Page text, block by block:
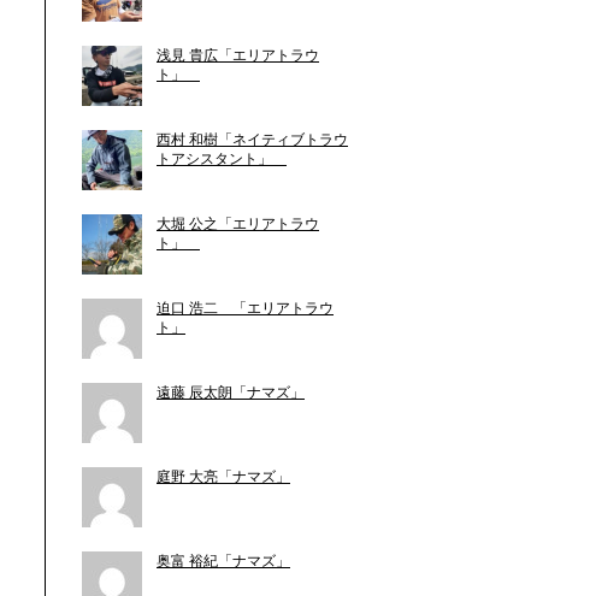
浅見 貴広「エリアトラウ
ト」
西村 和樹「ネイティブトラウ
トアシスタント」
大堀 公之「エリアトラウ
ト」
迫口 浩二 「エリアトラウ
ト」
遠藤 辰太朗「ナマズ」
庭野 大亮「ナマズ」
奥富 裕紀「ナマズ」